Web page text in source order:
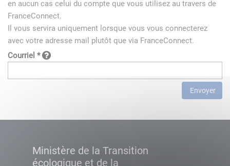
en aucun cas celui du compte que vous utilisez au travers de
FranceConnect.
Il vous servira uniquement lorsque vous vous connecterez
avec votre adresse mail plutôt que via FranceConnect.
Courriel *
Envoyer
Ministère de la Transition
écologique et de la